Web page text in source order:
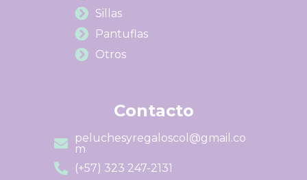
Sillas
Pantuflas
Otros
Contacto
peluchesyregaloscol@gmail.co
m
(+57) 323 247-2131